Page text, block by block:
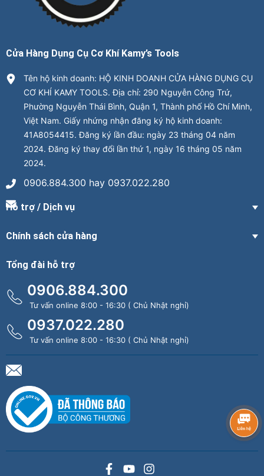
Cửa Hàng Dụng Cụ Cơ Khí Kamy’s Tools
Tên hộ kinh doanh: HỘ KINH DOANH CỬA HÀNG DỤNG CỤ
CƠ KHÍ KAMY TOOLS. Địa chỉ: 290 Nguyễn Công Trứ,
Phường Nguyễn Thái Bình, Quận 1, Thành phố Hồ Chí Minh,
Việt Nam. Giấy nhứng nhận đăng ký hộ kinh doanh:
41A8054415. Đăng ký lần đầu: ngày 23 tháng 04 năm
2024. Đăng ký thay đổi lần thứ 1, ngày 16 tháng 05 năm
2024.
0906.884.300 hay 0937.022.280
Hỗ trợ / Dịch vụ
Chính sách cửa hàng
Tổng đài hỗ trợ
0906.884.300
Tư vấn online 8:00 - 16:30 ( Chủ Nhật nghỉ)
0937.022.280
Tư vấn online 8:00 - 16:30 ( Chủ Nhật nghỉ)